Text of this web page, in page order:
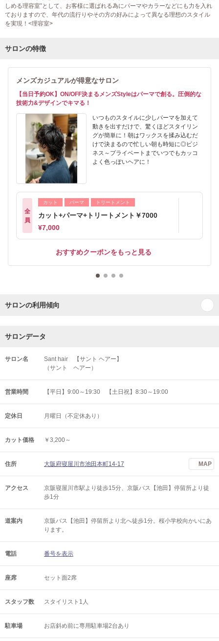
しめる理容室”として、お客様に選ばれる為にパーマやカラーなどにも力を入れ
ておりますので、年代の流行りやその方の好みによって異なる理想のスタイル
を実現！<理容室>
サロンの特徴
メンズカジュアルが得意なサロン
【当日予約OK】ON/OFF決まるメンズStyleはパーマで創る。圧倒的な
技術力&デザインでキマる！
いつものスタイルに少しパーマを加えて
動きを出すだけで、驚くほどスタイリン
グが簡単に！朝はワックスを揉み込むだ
けで決まるので忙しい朝も時短に◎ビジ
ネス～プライベートまでいつでもカッコ
よく色っぽいヘアに！
全
員
カット パーマ トリートメント
カット+パーマ+トリートメント￥7000
¥7,000
おすすめクーポンをもっと見る
サロンの利用傾向
サロンデータ
サロン名
Sant hair 【サント ヘアー】
（サント ヘアー）
営業時間 【平日】9:00～19:30 【土日祝】8:30～19:00
定休日 月曜日（不定休あり）
カット価格 ￥3,200～
住所 大阪府寝屋川市池田本町14-17 MAP
アクセス
京阪寝屋川市駅より徒歩15分、京阪バス【池田】停留所より徒
歩1分
道案内
京阪バス【池田】停留所より北へ徒歩1分。桜小学校向かいにあ
ります。
電話 番号を表示
座席 セット面2席
スタッフ数 スタイリスト1人
駐車場 お店斜め前に専用駐車場2台あり